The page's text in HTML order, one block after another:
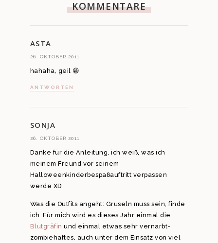
KOMMENTARE
ASTA
26. OKTOBER 2011
hahaha, geil 😀
ANTWORTEN
SONJA
26. OKTOBER 2011
Danke für die Anleitung, ich weiß, was ich
meinem Freund vor seinem
Halloweenkinderbespaßauftritt verpassen
werde XD
Was die Outfits angeht: Gruseln muss sein, finde
ich. Für mich wird es dieses Jahr einmal die
Blutgräfin und einmal etwas sehr vernarbt-
zombiehaftes, auch unter dem Einsatz von viel